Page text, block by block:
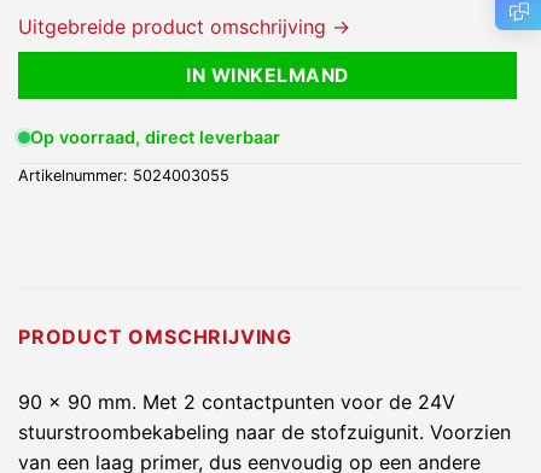
Uitgebreide product omschrijving →
IN WINKELMAND
Op voorraad, direct leverbaar
Artikelnummer: 5024003055
PRODUCT OMSCHRIJVING
90 x 90 mm. Met 2 contactpunten voor de 24V
stuurstroombekabeling naar de stofzuigunit. Voorzien
van een laag primer, dus eenvoudig op een andere